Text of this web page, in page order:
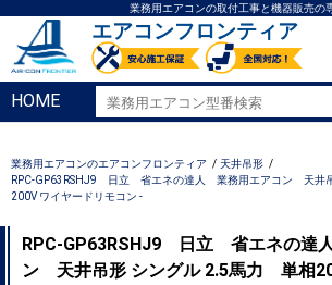
業務用エアコンの取付工事と機器販売の
エアコンフロンティア
HOME
業務用エアコンのエアコンフロンティア
天井吊形
RPC-GP63RSHJ9 日立 省エネの達人 業務用エアコン 天井
200V ワイヤードリモコン -
RPC-GP63RSHJ9 日立 省エネの達
ン 天井吊形 シングル 2.5馬力 単相